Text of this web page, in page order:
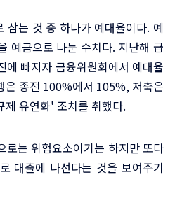
삼는 것 중 하나가 예대율이다. 예
예금으로 나눈 수치다. 지난해 급
에 빠지자 금융위원회에서 예대율
은 종전 100%에서 105%, 저축은
유연화' 조치를 취했다.
로는 위험요소이기는 하지만 또다
대출에 나선다는 것을 보여주기